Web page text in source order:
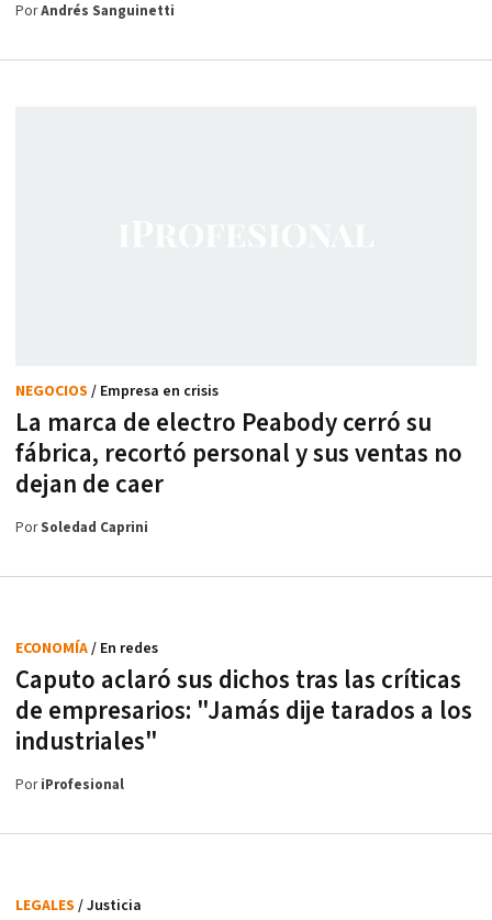
PorAndrés Sanguinetti
La marca de electro Peabody cerró su
fábrica, recortó personal y sus ventas no
dejan de caer
NEGOCIOS / Empresa en crisis
PorSoledad Caprini
Caputo aclaró sus dichos tras las críticas
de empresarios: "Jamás dije tarados a los
industriales"
ECONOMÍA/ En redes
PoriProfesional
LEGALES / Justicia